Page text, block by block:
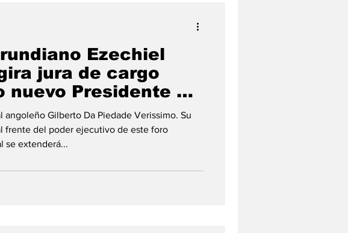
Ezechiel
jura de cargo
nuevo Presidente de
de la CEEAC.
angoleño Gilberto Da Piedade Verissimo. Su
frente del poder ejecutivo de este foro
se extenderá...